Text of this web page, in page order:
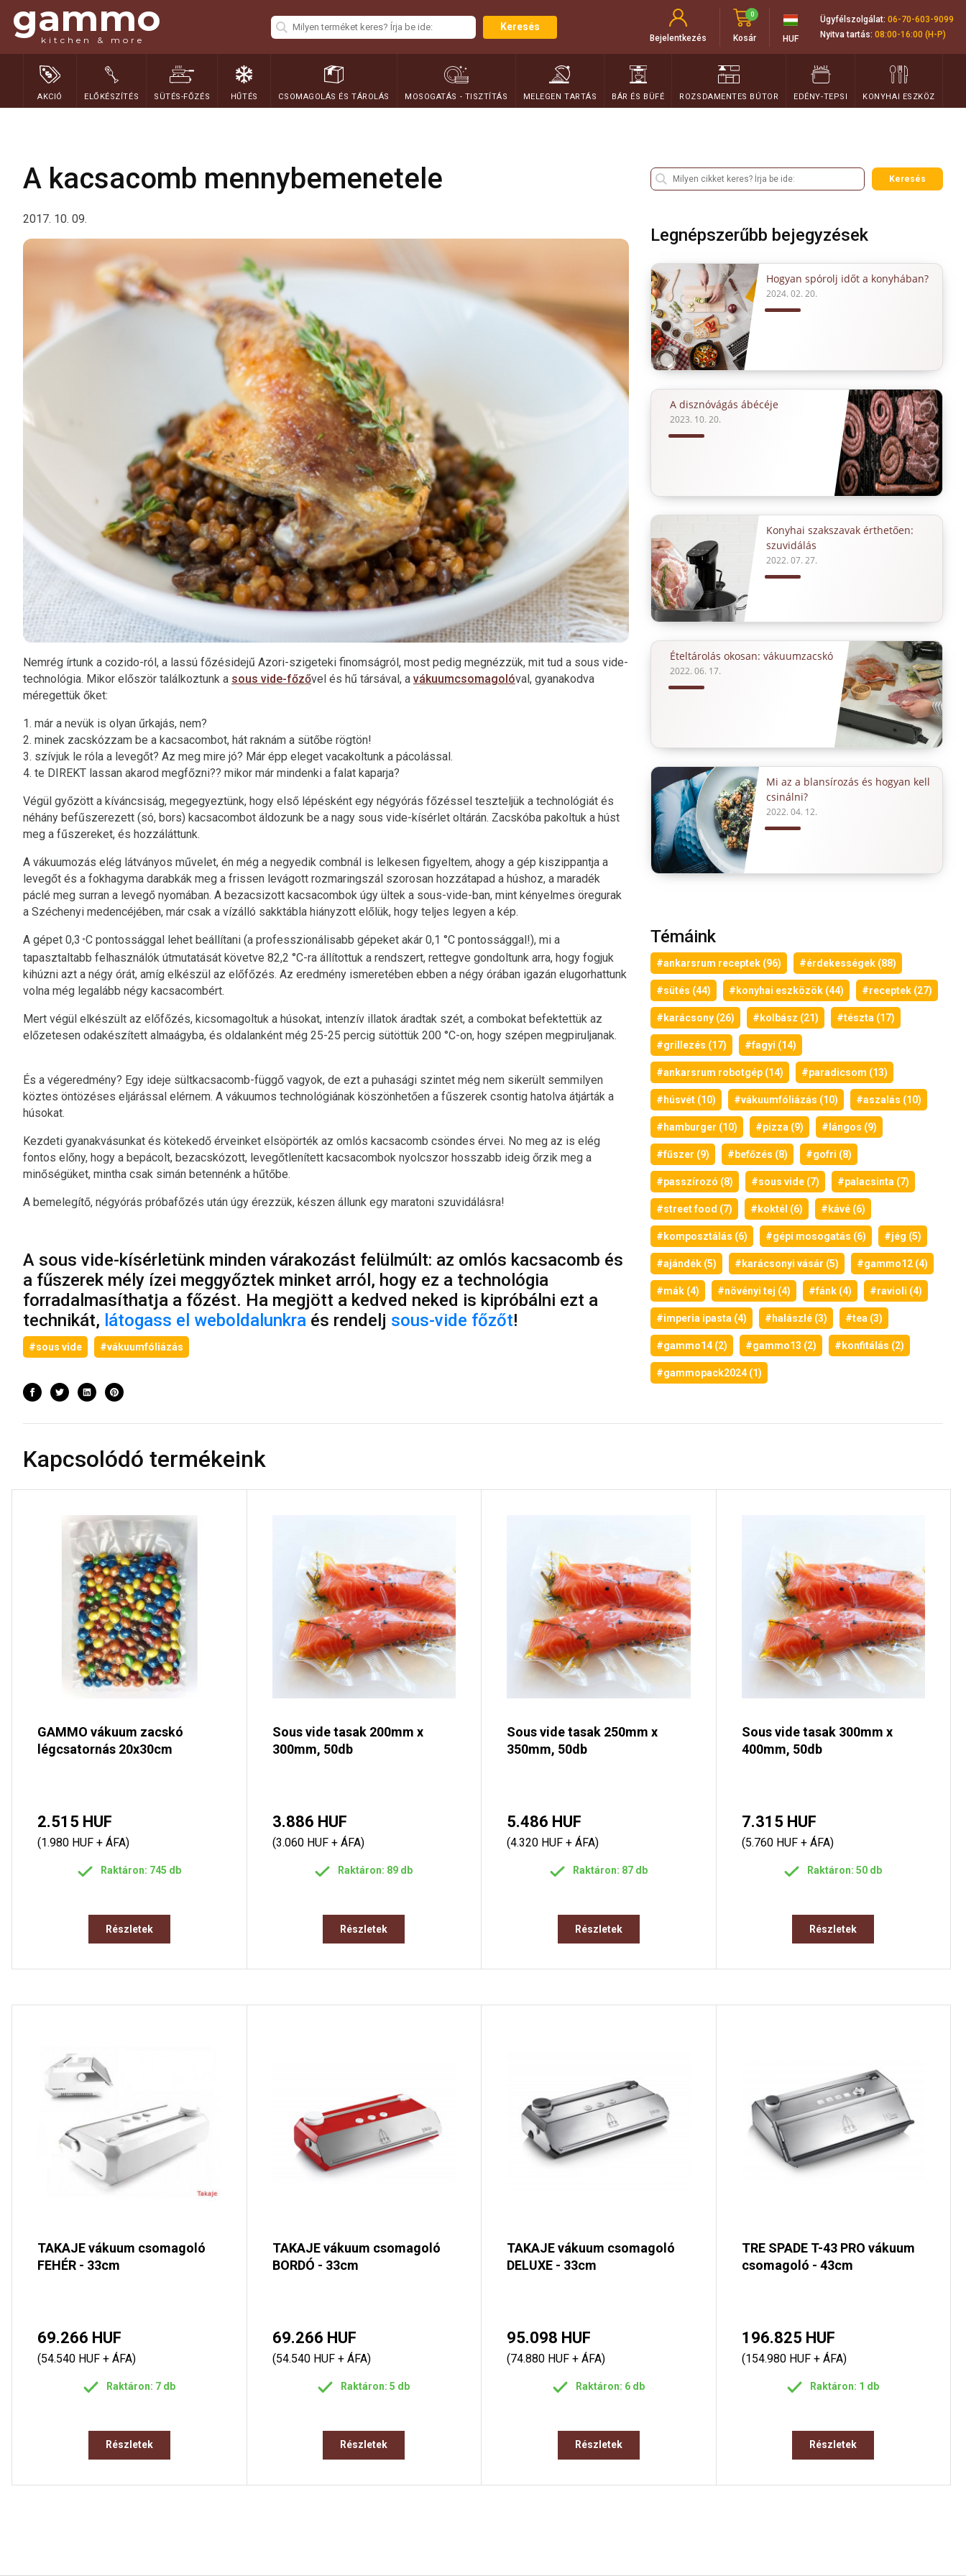
gammo
kitchen & more
Keresés
Bejelentkezés Kosár
0
HUF
Ügyfélszolgálat: 06-70-603-9099
Nyitva tartás: 08:00-16:00 (H-P)
AKCIÓ ELŐKÉSZÍTÉS SÜTÉS-FŐZÉS HŰTÉS CSOMAGOLÁS ÉS TÁROLÁS MOSOGATÁS - TISZTÍTÁS MELEGEN TARTÁS BÁR ÉS BÜFÉ ROZSDAMENTES BÚTOR EDÉNY-TEPSI KONYHAI ESZKÖZ
A kacsacomb mennybemenetele
2017. 10. 09.
Nemrég írtunk a cozido-ról, a lassú főzésidejű Azori-szigeteki finomságról, most pedig megnézzük, mit tud a sous vide-
technológia. Mikor először találkoztunk a sous vide-főzővel és hű társával, a vákuumcsomagolóval, gyanakodva
méregettük őket:
1. már a nevük is olyan űrkajás, nem?
2. minek zacskózzam be a kacsacombot, hát raknám a sütőbe rögtön!
3. szívjuk le róla a levegőt? Az meg mire jó? Már épp eleget vacakoltunk a pácolással.
4. te DIREKT lassan akarod megfőzni?? mikor már mindenki a falat kaparja?
Végül győzött a kíváncsiság, megegyeztünk, hogy első lépésként egy négyórás főzéssel teszteljük a technológiát és
néhány befűszerezett (só, bors) kacsacombot áldozunk be a nagy sous vide-kísérlet oltárán. Zacskóba pakoltuk a húst
meg a fűszereket, és hozzáláttunk.
A vákuumozás elég látványos művelet, én még a negyedik combnál is lelkesen figyeltem, ahogy a gép kiszippantja a
levegőt és a fokhagyma darabkák meg a frissen levágott rozmaringszál szorosan hozzátapad a húshoz, a maradék
páclé meg surran a levegő nyomában. A bezacsizott kacsacombok úgy ültek a sous-vide-ban, mint kényelmes öregurak
a Széchenyi medencéjében, már csak a vízálló sakktábla hiányzott előlük, hogy teljes legyen a kép.
A gépet 0,3 °C pontossággal lehet beállítani (a professzionálisabb gépeket akár 0,1 °C pontossággal!), mi a
tapasztaltabb felhasználók útmutatását követve 82,2 °C-ra állítottuk a rendszert, rettegve gondoltunk arra, hogy fogjuk
kihúzni azt a négy órát, amíg elkészül az előfőzés. Az eredmény ismeretében ebben a négy órában igazán elugorhattunk
volna még legalább négy kacsacombért.
Mert végül elkészült az előfőzés, kicsomagoltuk a húsokat, intenzív illatok áradtak szét, a combokat befektettük az
előzetesen odakészített almaágyba, és oldalanként még 25-25 percig sütöttük 200 °C-on, hogy szépen megpiruljanak.
És a végeredmény? Egy ideje sültkacsacomb-függő vagyok, de ezt a puhasági szintet még nem sikerült semmilyen
köztes öntözéses eljárással elérnem. A vákuumos technológiának köszönhetően a fűszerek csontig hatolva átjárták a
húsokat.
Kezdeti gyanakvásunkat és kötekedő érveinket elsöpörték az omlós kacsacomb csöndes érvei. No meg az is elég
fontos előny, hogy a bepácolt, bezacskózott, levegőtlenített kacsacombok nyolcszor hosszabb ideig őrzik meg a
minőségüket, mintha csak simán betennénk a hűtőbe.
A bemelegítő, négyórás próbafőzés után úgy érezzük, készen állunk egy maratoni szuvidálásra!
A sous vide-kísérletünk minden várakozást felülmúlt: az omlós kacsacomb és
a fűszerek mély ízei meggyőztek minket arról, hogy ez a technológia
forradalmasíthatja a főzést. Ha megjött a kedved neked is kipróbálni ezt a
technikát, látogass el weboldalunkra és rendelj sous-vide főzőt!
#sous vide #vákuumfóliázás
Keresés
Legnépszerűbb bejegyzések
Hogyan spórolj időt a konyhában?
2024. 02. 20.
A disznóvágás ábécéje
2023. 10. 20.
Konyhai szakszavak érthetően:
szuvidálás
2022. 07. 27.
Ételtárolás okosan: vákuumzacskó
2022. 06. 17.
Mi az a blansírozás és hogyan kell
csinálni?
2022. 04. 12.
Témáink
#ankarsrum receptek (96) #érdekességek (88)
#sütés (44) #konyhai eszközök (44) #receptek (27)
#karácsony (26) #kolbász (21) #tészta (17)
#grillezés (17) #fagyi (14)
#ankarsrum robotgép (14) #paradicsom (13)
#húsvét (10) #vákuumfóliázás (10) #aszalás (10)
#hamburger (10) #pizza (9) #lángos (9)
#fűszer (9) #befőzés (8) #gofri (8)
#passzírozó (8) #sous vide (7) #palacsinta (7)
#street food (7) #koktél (6) #kávé (6)
#komposztálás (6) #gépi mosogatás (6) #jég (5)
#ajándék (5) #karácsonyi vásár (5) #gammo12 (4)
#mák (4) #növényi tej (4) #fánk (4) #ravioli (4)
#imperia ipasta (4) #halászlé (3) #tea (3)
#gammo14 (2) #gammo13 (2) #konfitálás (2)
#gammopack2024 (1)
Kapcsolódó termékeink
GAMMO vákuum zacskó
légcsatornás 20x30cm
2.515 HUF
(1.980 HUF + ÁFA)
Raktáron: 745 db
Részletek
Sous vide tasak 200mm x
300mm, 50db
3.886 HUF
(3.060 HUF + ÁFA)
Raktáron: 89 db
Részletek
Sous vide tasak 250mm x
350mm, 50db
5.486 HUF
(4.320 HUF + ÁFA)
Raktáron: 87 db
Részletek
Sous vide tasak 300mm x
400mm, 50db
7.315 HUF
(5.760 HUF + ÁFA)
Raktáron: 50 db
Részletek
TAKAJE vákuum csomagoló
FEHÉR - 33cm
69.266 HUF
(54.540 HUF + ÁFA)
Raktáron: 7 db
Részletek
TAKAJE vákuum csomagoló
BORDÓ - 33cm
69.266 HUF
(54.540 HUF + ÁFA)
Raktáron: 5 db
Részletek
TAKAJE vákuum csomagoló
DELUXE - 33cm
95.098 HUF
(74.880 HUF + ÁFA)
Raktáron: 6 db
Részletek
TRE SPADE T-43 PRO vákuum
csomagoló - 43cm
196.825 HUF
(154.980 HUF + ÁFA)
Raktáron: 1 db
Részletek